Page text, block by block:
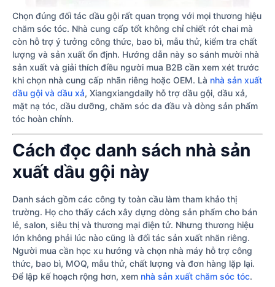
Chọn đúng đối tác dầu gội rất quan trọng với mọi thương hiệu
chăm sóc tóc. Nhà cung cấp tốt không chỉ chiết rót chai mà
còn hỗ trợ ý tưởng công thức, bao bì, mẫu thử, kiểm tra chất
lượng và sản xuất ổn định. Hướng dẫn này so sánh mười nhà
sản xuất và giải thích điều người mua B2B cần xem xét trước
khi chọn nhà cung cấp nhãn riêng hoặc OEM. Là nhà sản xuất
dầu gội và dầu xả, Xiangxiangdaily hỗ trợ dầu gội, dầu xả,
mặt nạ tóc, dầu dưỡng, chăm sóc da đầu và dòng sản phẩm
tóc hoàn chỉnh.
Cách đọc danh sách nhà sản
xuất dầu gội này
Danh sách gồm các công ty toàn cầu làm tham khảo thị
trường. Họ cho thấy cách xây dựng dòng sản phẩm cho bán
lẻ, salon, siêu thị và thương mại điện tử. Nhưng thương hiệu
lớn không phải lúc nào cũng là đối tác sản xuất nhãn riêng.
Người mua cần học xu hướng và chọn nhà máy hỗ trợ công
thức, bao bì, MOQ, mẫu thử, chất lượng và đơn hàng lặp lại.
Để lập kế hoạch rộng hơn, xem nhà sản xuất chăm sóc tóc.